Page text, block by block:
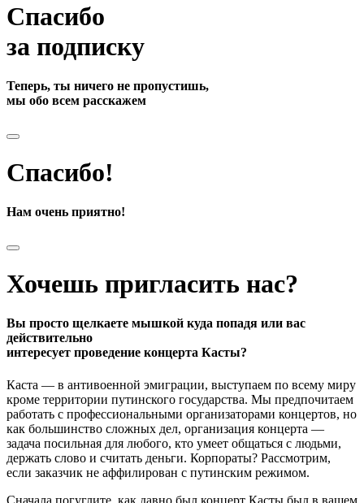
Спасибо
за подписку
Теперь, ты ничего не пропустишь,
мы обо всем расскажем
Спасибо!
Нам очень приятно!
Хочешь пригласить нас?
Вы просто щелкаете мышкой куда попадя или вас
действительно
интересует проведение концерта Касты?
Каста — в антивоенной эмиграции, выступаем по всему миру
кроме территории путинского государства. Мы предпочитаем
работать с профессиональными организаторами концертов, но
как большинство сложных дел, организация концерта —
задача посильная для любого, кто умеет общаться с людьми,
держать слово и считать деньги. Корпораты? Рассмотрим,
если заказчик не аффилирован с путинским режимом.
Сначала погуглите, как давно был концерт Касты был в вашем